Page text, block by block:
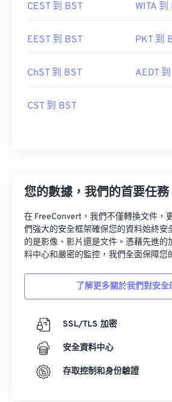
CEST 到 BST WITA 到
EEST 到 BST PKT 到
ChST 到 BST AEDT
CST 到 BST
您的數據，我們的首要任務
在 FreeConvert，我們不僅轉換文件，
們強大的安全框架確保您的資料始終安
的是影像、影片還是文件。憑藉先進的
料中心和嚴密的監控，我們全面保障您
了解更多關於我們對安全
SSL/TLS 加密
安全資料中心
存取控制和身份驗證